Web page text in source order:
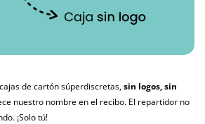
de cartón súperdiscretas,sin logos, sin
nuestro nombre en el recibo. El repartidor no
¡Solo tú!